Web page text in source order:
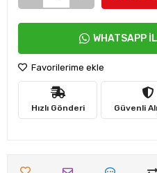
WHATSAPP
Favorilerime ekle
Hızlı Gönderi Güvenli